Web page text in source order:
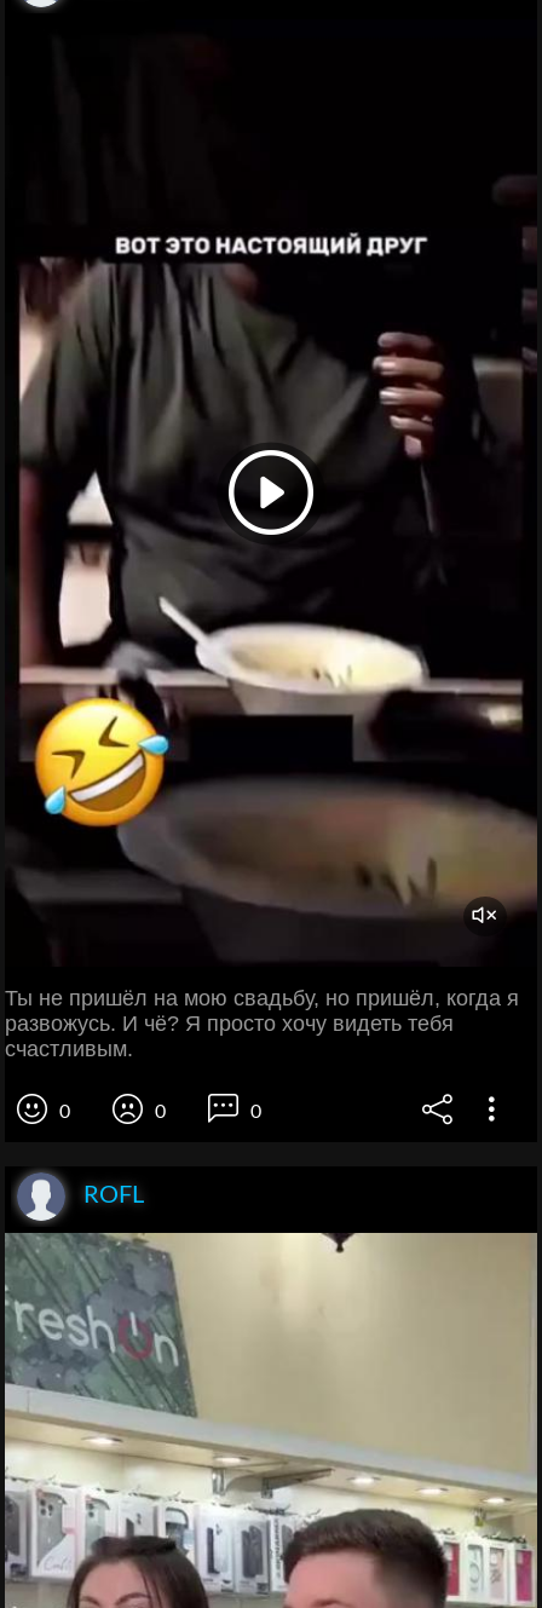
Ты не пришёл на мою свадьбу, но пришёл, когда я
развожусь. И чё? Я просто хочу видеть тебя
счастливым.
0 0 0
ROFL